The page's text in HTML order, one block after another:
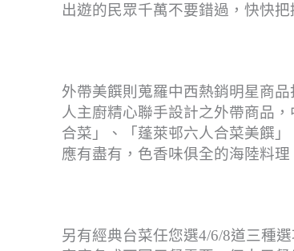
出遊的民眾千萬不要錯過，快快把
外帶美饌則蒐羅中西熱銷明星商
人主廚精心聯手設計之外帶商品
合菜」、「蓬萊邨六人合菜美饌
應有盡有，色香味俱全的海陸料理
另有經典台菜任您選4/6/8道三種